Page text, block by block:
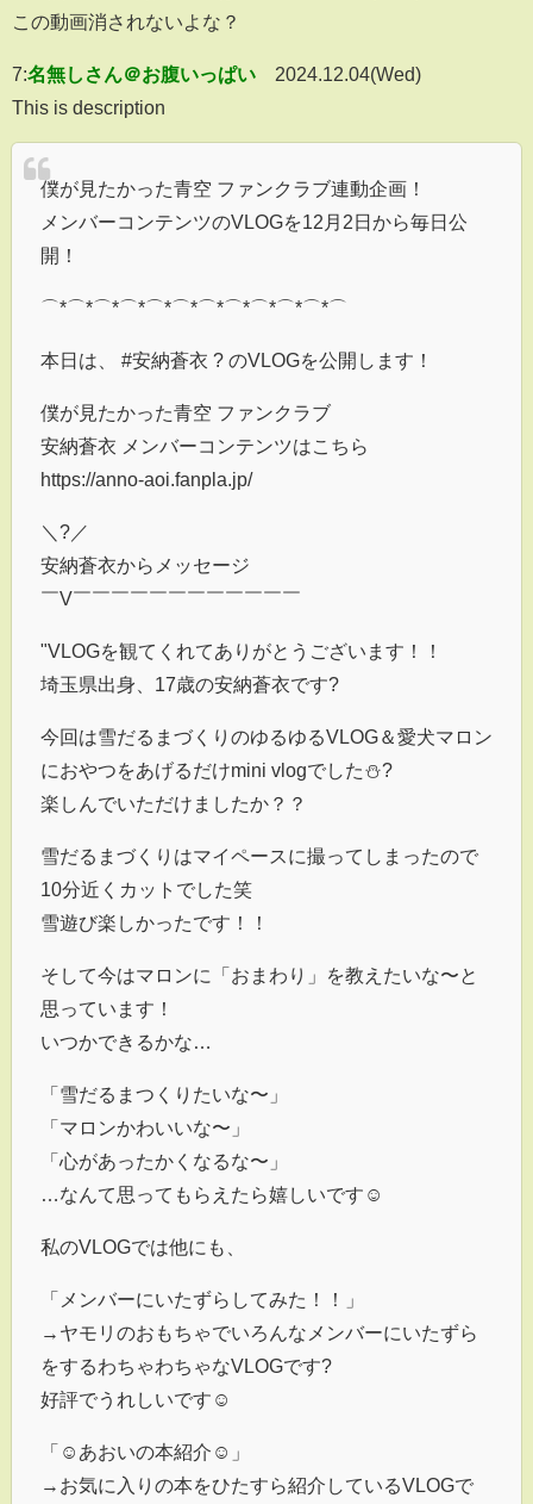
この動画消されないよな？
7:名無しさん＠お腹いっぱい
2024.12.04(Wed)
This is description
僕が見たかった青空 ファンクラブ連動企画！
メンバーコンテンツのVLOGを12月2日から毎日公
開！
⌒*⌒*⌒*⌒*⌒*⌒*⌒*⌒*⌒*⌒*⌒*⌒
本日は、 #安納蒼衣 ? のVLOGを公開します！
僕が見たかった青空 ファンクラブ
安納蒼衣 メンバーコンテンツはこちら
https://anno-aoi.fanpla.jp/
＼?／
安納蒼衣からメッセージ
￣V￣￣￣￣￣￣￣￣￣￣￣￣
"VLOGを観てくれてありがとうございます！！
埼玉県出身、17歳の安納蒼衣です?
今回は雪だるまづくりのゆるゆるVLOG＆愛犬マロン
におやつをあげるだけmini vlogでした⛄️?
楽しんでいただけましたか？？
雪だるまづくりはマイペースに撮ってしまったので
10分近くカットでした笑
雪遊び楽しかったです！！
そして今はマロンに「おまわり」を教えたいな〜と
思っています！
いつかできるかな…
「雪だるまつくりたいな〜」
「マロンかわいいな〜」
「心があったかくなるな〜」
…なんて思ってもらえたら嬉しいです☺
私のVLOGでは他にも、
「メンバーにいたずらしてみた！！」
→ヤモリのおもちゃでいろんなメンバーにいたずら
をするわちゃわちゃなVLOGです?
好評でうれしいです☺
「☺あおいの本紹介☺」
→お気に入りの本をひたすら紹介しているVLOGで